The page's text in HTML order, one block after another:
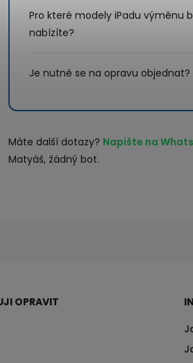
Pro které modely iPadu výměnu
nabízíte?
Je nutné se na opravu objednat?
Máte další dotazy? Napište na
Matyáš, žádný bot.
OPRAVIT